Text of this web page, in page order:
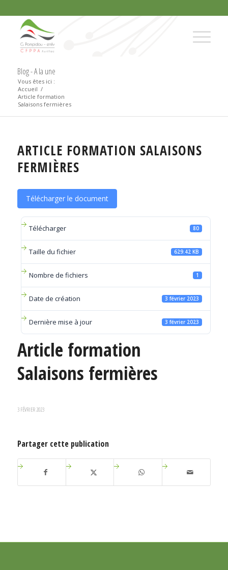
Blog - A la une
Vous êtes ici :
Accueil /
Article formation
Salaisons fermières
ARTICLE FORMATION SALAISONS
FERMIÈRES
Télécharger le document
Télécharger 80
Taille du fichier 629.42 KB
Nombre de fichiers 1
Date de création 3 février 2023
Dernière mise à jour 3 février 2023
Article formation
Salaisons fermières
3 FÉVRIER 2023
Partager cette publication